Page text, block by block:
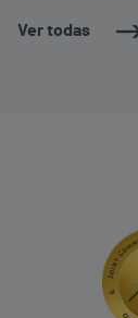
Ver todas